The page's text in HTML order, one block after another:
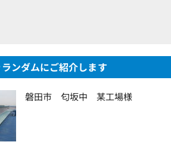
ンダムにご紹介します
磐田市 匂坂中 某工場様